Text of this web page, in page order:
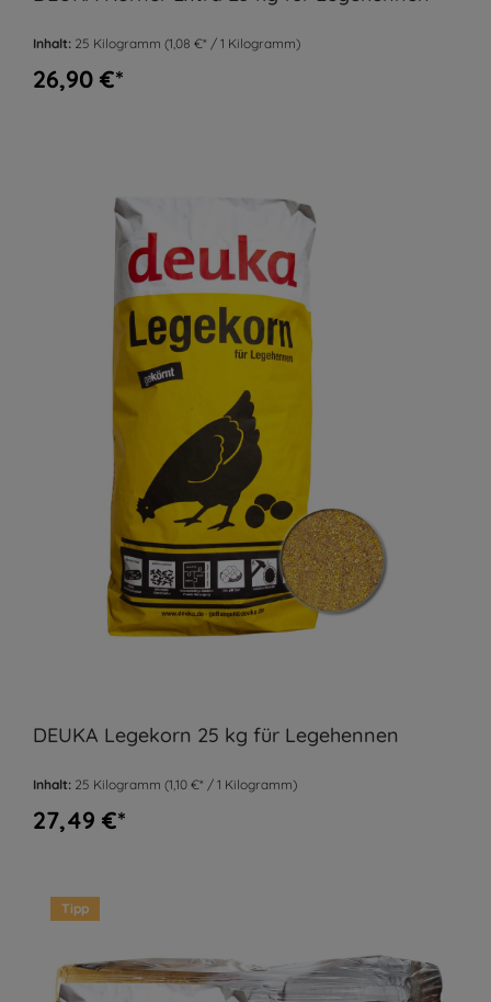
Inhalt: 25 Kilogramm (1,08 €* / 1 Kilogramm)
26,90 €*
DEUKA Legekorn 25 kg für Legehennen
Inhalt: 25 Kilogramm (1,10 €* / 1 Kilogramm)
27,49 €*
Tipp